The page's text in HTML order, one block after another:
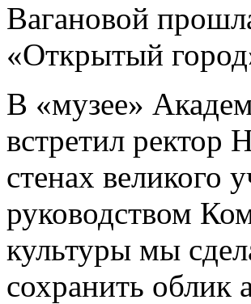
Вагановой
«Открытый
В «музее»
встретил ректор
стенах великого
руководством
культуры мы
сохранить облик